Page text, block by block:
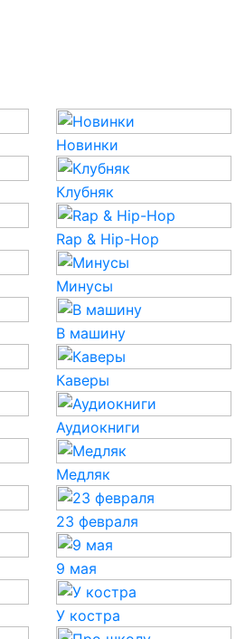
Новинки
Клубняк
Rap & Hip-Hop
Минусы
В машину
Каверы
Аудиокниги
Медляк
23 февраля
9 мая
У костра